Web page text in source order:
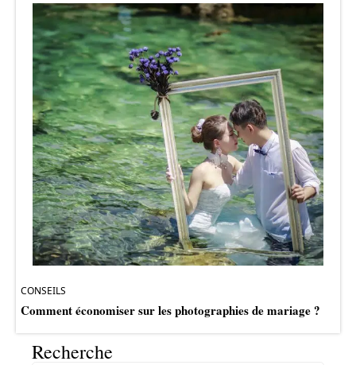
CONSEILS
Comment économiser sur les photographies de mariage ?
Recherche